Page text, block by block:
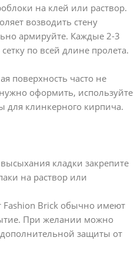
на клей или раствор.
возводить стену
армируйте. Каждые 2-3
по всей длине пролета.
поверхность часто не
оформить, используйте
для клинкерного кирпича.
кладки закрепите
на раствор или
Fashion Brick обычно имеют
При желании можно
защиты от